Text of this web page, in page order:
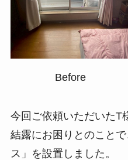
Before
今回ご依頼いただいたT
結露にお困りとのこと
ス」を設置しました。